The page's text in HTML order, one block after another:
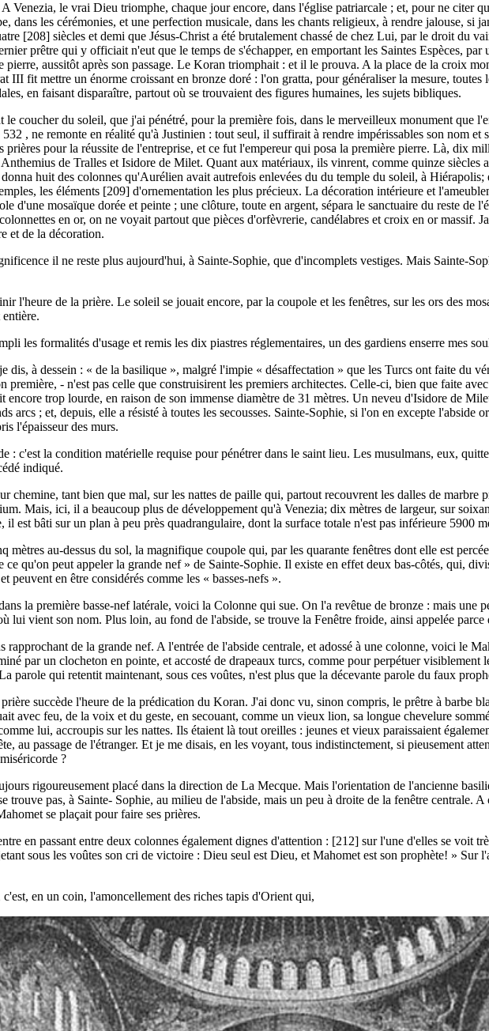
Venezia, le vrai Dieu triomphe, chaque jour encore, dans l'église patriarcale ; et, pour ne citer
dans les cérémonies, et une perfection musicale, dans les chants religieux, à rendre jalouse, si
[208] siècles et demi que Jésus-Christ a été brutalement chassé de chez Lui, par le droit du
prêtre qui y officiait n'eut que le temps de s'échapper, en emportant les Saintes Espèces,
pierre, aussitôt après son passage. Le Koran triomphait : et il le prouva. A la place de la croix
III fit mettre un énorme croissant en bronze doré : l'on gratta, pour généraliser la mesure,
en faisant disparaître, partout où se trouvaient des figures humaines, les sujets bibliques.
le coucher du soleil, que j'ai pénétré, pour la première fois, dans le merveilleux monument que
, ne remonte en réalité qu'à Justinien : tout seul, il suffirait à rendre impérissables son nom
pour la réussite de l'entreprise, et ce fut l'empereur qui posa la première pierre. Là, dix
de Tralles et Isidore de Milet. Quant aux matériaux, ils vinrent, comme quinze siècles
huit des colonnes qu'Aurélien avait autrefois enlevées du du temple du soleil, à
les éléments [209] d'ornementation les plus précieux. La décoration intérieure et
d'une mosaïque dorée et peinte ; une clôture, toute en argent, sépara le sanctuaire du reste de
en or, on ne voyait partout que pièces d'orfèvrerie, candélabres et croix en or massif.
et de la décoration.
il ne reste plus aujourd'hui, à Sainte-Sophie, que d'incomplets vestiges. Mais Sainte-
l'heure de la prière. Le soleil se jouait encore, par la coupole et les fenêtres, sur les ors des
les formalités d'usage et remis les dix piastres réglementaires, un des gardiens enserre mes
dis, à dessein : « de la basilique », malgré l'impie « désaffectation » que les Turcs ont faite du
première, - n'est pas celle que construisirent les premiers architectes. Celle-ci, bien que faite
encore trop lourde, en raison de son immense diamètre de 31 mètres. Un neveu d'Isidore de
arcs ; et, depuis, elle a résisté à toutes les secousses. Sainte-Sophie, si l'on en excepte l'abside
l'épaisseur des murs.
: c'est la condition matérielle requise pour pénétrer dans le saint lieu. Les musulmans, eux,
indiqué.
chemine, tant bien que mal, sur les nattes de paille qui, partout recouvrent les dalles de
Mais, ici, il a beaucoup plus de développement qu'à Venezia; dix mètres de largeur, sur
est bâti sur un plan à peu près quadrangulaire, dont la surface totale n'est pas inférieure 5900
mètres au-dessus du sol, la magnifique coupole qui, par les quarante fenêtres dont elle est
ce qu'on peut appeler la grande nef » de Sainte-Sophie. Il existe en effet deux bas-côtés, qui,
peuvent en être considérés comme les « basses-nefs ».
la première basse-nef latérale, voici la Colonne qui sue. On l'a revêtue de bronze : mais une
lui vient son nom. Plus loin, au fond de l'abside, se trouve la Fenêtre froide, ainsi appelée
rapprochant de la grande nef. A l'entrée de l'abside centrale, et adossé à une colonne, voici le
par un clocheton en pointe, et accosté de drapeaux turcs, comme pour perpétuer
parole qui retentit maintenant, sous ces voûtes, n'est plus que la décevante parole du faux
succède l'heure de la prédication du Koran. J'ai donc vu, sinon compris, le prêtre à barbe
avec feu, de la voix et du geste, en secouant, comme un vieux lion, sa longue chevelure
lui, accroupis sur les nattes. Ils étaient là tout oreilles : jeunes et vieux paraissaient
au passage de l'étranger. Et je me disais, en les voyant, tous indistinctement, si pieusement
?
rigoureusement placé dans la direction de La Mecque. Mais l'orientation de l'ancienne
pas, à Sainte- Sophie, au milieu de l'abside, mais un peu à droite de la fenêtre centrale.
se plaçait pour faire ses prières.
en passant entre deux colonnes également dignes d'attention : [212] sur l'une d'elles se voit
sous les voûtes son cri de victoire : Dieu seul est Dieu, et Mahomet est son prophète! »
en un coin, l'amoncellement des riches tapis d'Orient qui,